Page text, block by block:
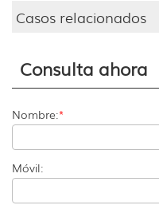
Casos relacionados
Consulta ahora
Nombre:*
Móvil: